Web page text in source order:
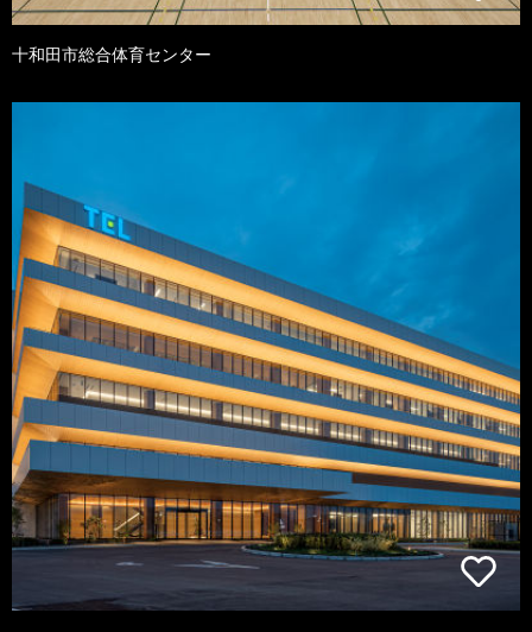
十和田市総合体育センター